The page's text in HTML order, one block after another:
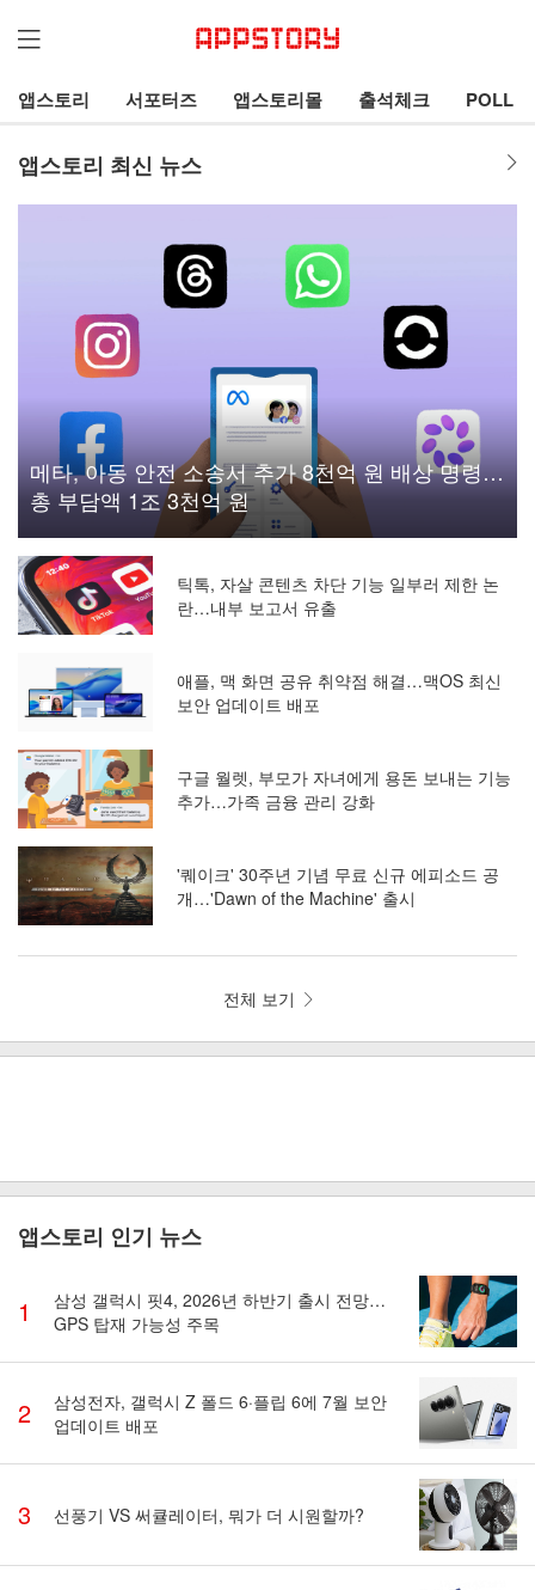
앱스토리 서포터즈 앱스토리몰 출석체크 POLL
앱스토리 최신 뉴스
메타, 아동 안전 소송서 추가 8천억 원 배상 명령…
총 부담액 1조 3천억 원
틱톡, 자살 콘텐츠 차단 기능 일부러 제한 논
란…내부 보고서 유출
애플, 맥 화면 공유 취약점 해결…맥OS 최신
보안 업데이트 배포
구글 월렛, 부모가 자녀에게 용돈 보내는 기능
추가…가족 금융 관리 강화
'퀘이크' 30주년 기념 무료 신규 에피소드 공
개…'Dawn of the Machine' 출시
전체 보기
앱스토리 인기 뉴스
1
삼성 갤럭시 핏4, 2026년 하반기 출시 전망…
GPS 탑재 가능성 주목
2
삼성전자, 갤럭시 Z 폴드 6·플립 6에 7월 보안
업데이트 배포
3 선풍기 VS 써큘레이터, 뭐가 더 시원할까?